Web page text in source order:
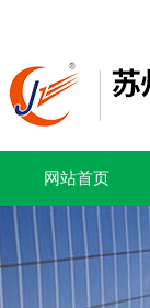
网站首页